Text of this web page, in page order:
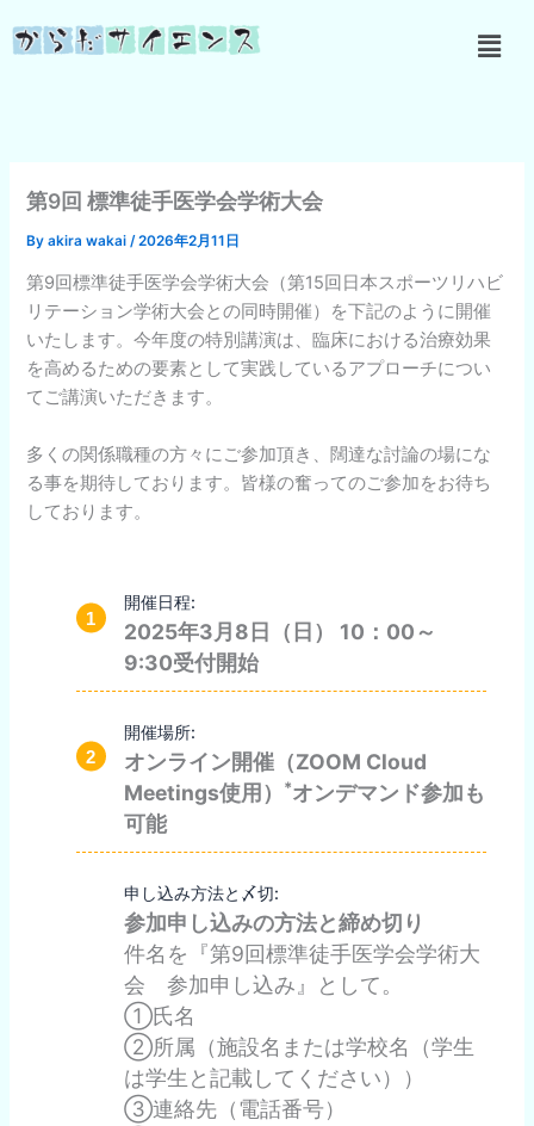
容
メ
ニ
第9回 標準徒手医学会学術大会
Byakira wakai /2026年2月11日
第9回標準徒手医学会学術大会（第15回日本スポーツリハビ
リテーション学術大会との同時開催）を下記のように開催
いたします。今年度の特別講演は、臨床における治療効果
を高めるための要素として実践しているアプローチについ
てご講演いただきます。
多くの関係職種の方々にご参加頂き、闊達な討論の場にな
る事を期待しております。皆様の奮ってのご参加をお待ち
しております。
開催日程:
2025年3月 8 日（日） 10 ： 00～
9:30受付開始
開催場所:
オンライン開催（ZOOM Cloud
Meetings使用）
*オンデマンド参加も
可能
申し込み方法と〆切:
参加申し込みの方法と締め切り
件名を『第9回標準徒手医学会学術大
会 参加申し込み』として。
①氏名
②所属（施設名または学校名（学生
は学生と記載してください））
③連絡先（電話番号）